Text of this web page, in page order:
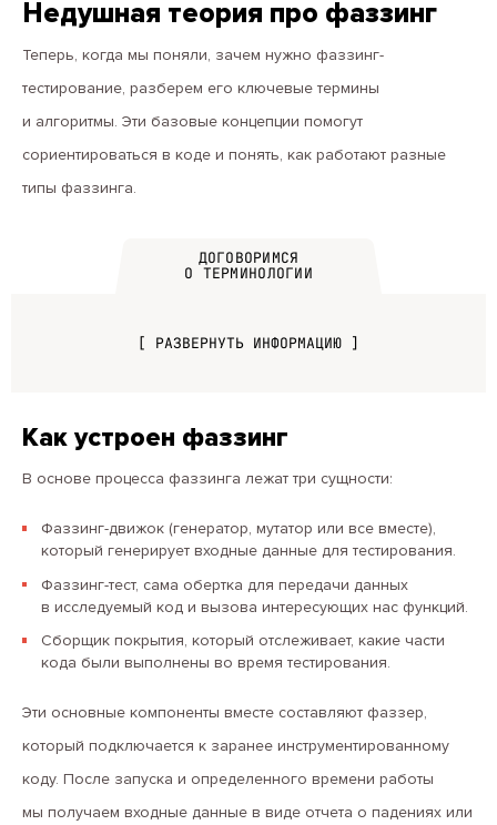
Недушная теория про фаззинг
Теперь, когда мы поняли, зачем нужно фаззинг-
тестирование, разберем его ключевые термины
и алгоритмы. Эти базовые концепции помогут
сориентироваться в коде и понять, как работают разные
типы фаззинга.
ДОГОВОРИМСЯ
О ТЕРМИНОЛОГИИ
[ РАЗВЕРНУТЬ ИНФОРМАЦИЮ ]
Как устроен фаззинг
В основе процесса фаззинга лежат три сущности:
Фаззинг-движок (генератор, мутатор или все вместе),
который генерирует входные данные для тестирования.
Фаззинг-тест, сама обертка для передачи данных
в исследуемый код и вызова интересующих нас функций.
Сборщик покрытия, который отслеживает, какие части
кода были выполнены во время тестирования.
Эти основные компоненты вместе составляют фаззер,
который подключается к заранее инструментированному
коду. После запуска и определенного времени работы
мы получаем входные данные в виде отчета о падениях или